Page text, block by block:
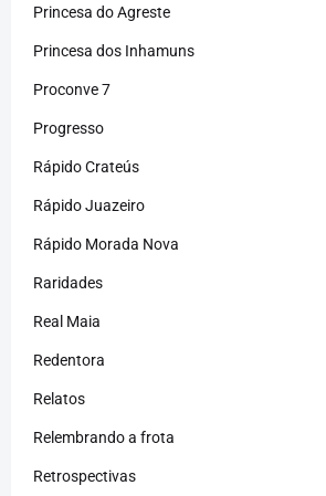
Princesa do Agreste
Princesa dos Inhamuns
Proconve 7
Progresso
Rápido Crateús
Rápido Juazeiro
Rápido Morada Nova
Raridades
Real Maia
Redentora
Relatos
Relembrando a frota
Retrospectivas